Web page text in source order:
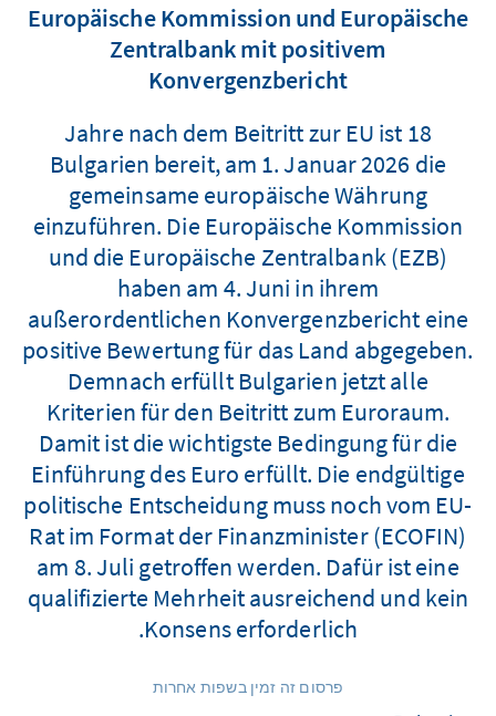
Europäische Kommission und Europäische
Zentralbank mit positivem
Konvergenzbericht
18 Jahre nach dem Beitritt zur EU ist
Bulgarien bereit, am 1. Januar 2026 die
gemeinsame europäische Währung
einzuführen. Die Europäische Kommission
und die Europäische Zentralbank (EZB)
haben am 4. Juni in ihrem
außerordentlichen Konvergenzbericht eine
positive Bewertung für das Land abgegeben.
Demnach erfüllt Bulgarien jetzt alle
Kriterien für den Beitritt zum Euroraum.
Damit ist die wichtigste Bedingung für die
Einführung des Euro erfüllt. Die endgültige
politische Entscheidung muss noch vom EU-
Rat im Format der Finanzminister (ECOFIN)
am 8. Juli getroffen werden. Dafür ist eine
qualifizierte Mehrheit ausreichend und kein
Konsens erforderlich.
פרסום זה זמין בשפות אחרות